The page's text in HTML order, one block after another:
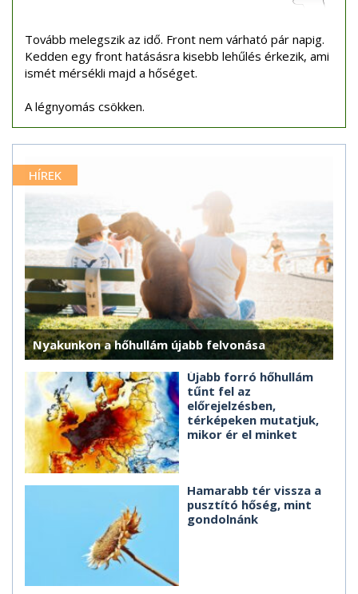
Tovább melegszik az idő. Front nem várható pár napig.
Kedden egy front hatásásra kisebb lehűlés érkezik, ami
ismét mérsékli majd a hőséget.
A légnyomás csökken.
HÍREK
Nyakunkon a hőhullám újabb felvonása
Újabb forró hőhullám
tűnt fel az
előrejelzésben,
térképeken mutatjuk,
mikor ér el minket
Hamarabb tér vissza a
pusztító hőség, mint
gondolnánk